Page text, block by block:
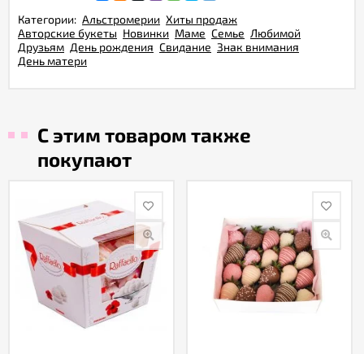
Категории: Альстромерии Хиты продаж
Авторские букеты Новинки Маме Семье Любимой
Друзьям День рождения Свидание Знак внимания
День матери
С этим товаром также
покупают